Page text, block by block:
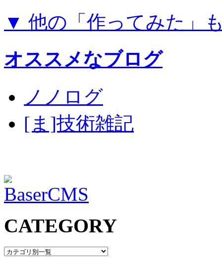
▼ 他の「作ってみた」
オススメなブログ
ノノログ
[ま]技術雑記
CATEGORY